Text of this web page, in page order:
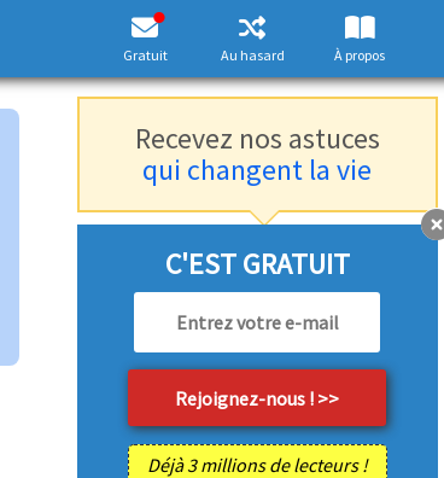
Gratuit Au hasard À propos
Recevez nos astuces
qui changent la vie
C'EST GRATUIT
Déjà 3 millions de lecteurs !